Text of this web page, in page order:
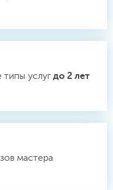
типы услуг до 2 лет
мастера